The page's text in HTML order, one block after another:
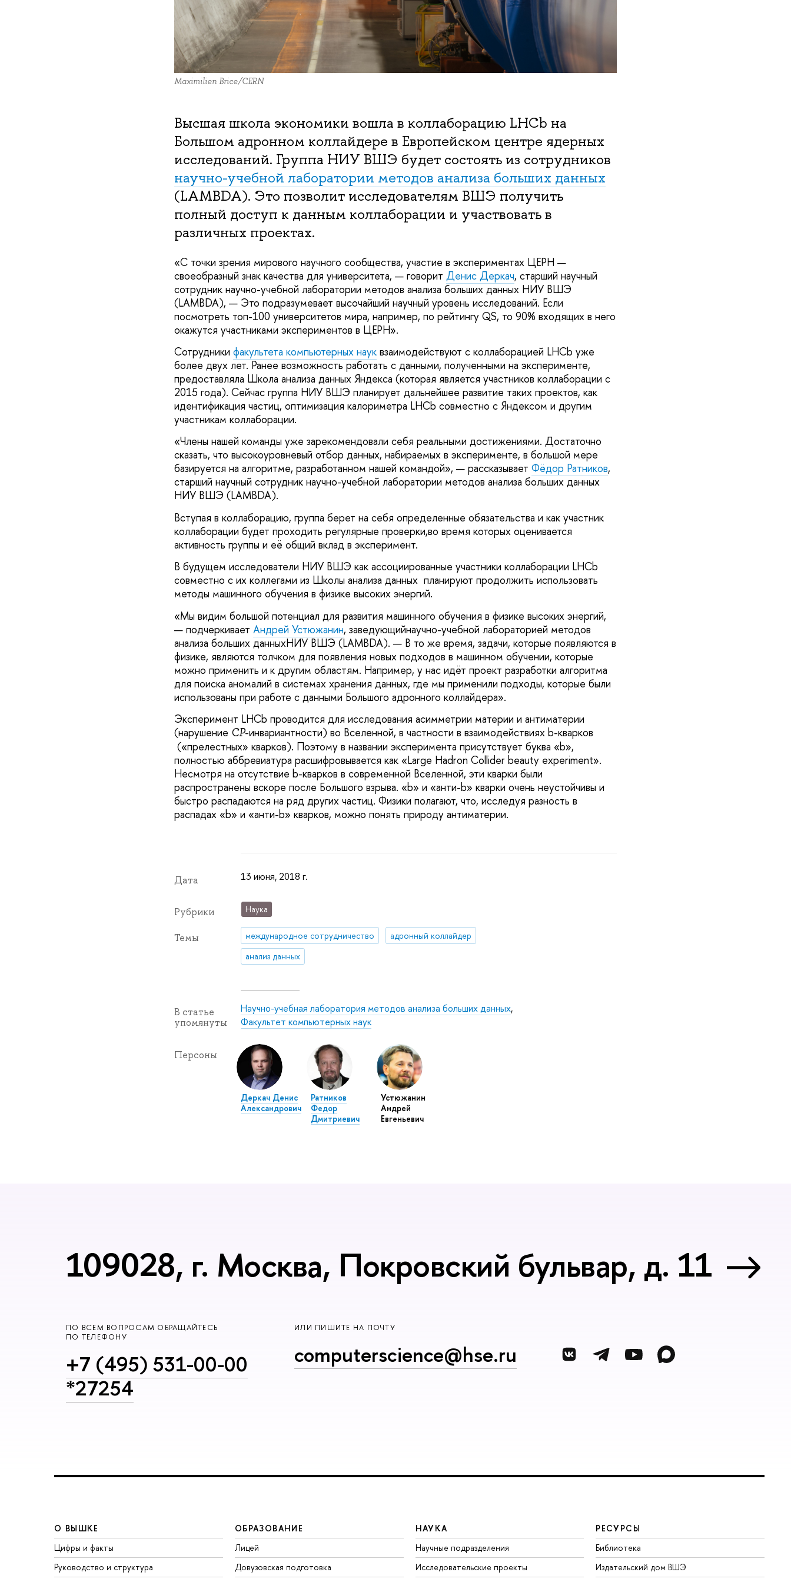
Maximilien Brice/CERN
Высшая школа экономики вошла в коллаборацию LHCb на
Большом адронном коллайдере в Европейском центре ядерных
исследований. Группа НИУ ВШЭ будет состоять из сотрудников
научно-учебной лаборатории методов анализа больших данных
(LAMBDA). Это позволит исследователям ВШЭ получить
полный доступ к данным коллаборации и участвовать в
различных проектах.
«С точки зрения мирового научного сообщества, участие в экспериментах ЦЕРН —
своеобразный знак качества для университета, — говорит Денис Деркач, старший научный
сотрудник научно-учебной лаборатории методов анализа больших данных НИУ ВШЭ
(LAMBDA), — Это подразумевает высочайший научный уровень исследований. Если
посмотреть топ-100 университетов мира, например, по рейтингу QS, то 90% входящих в него
окажутся участниками экспериментов в ЦЕРН».
Сотрудники факультета компьютерных науквзаимодействуют с коллаборацией LHCb уже
более двух лет. Ранее возможность работать с данными, полученными на эксперименте,
предоставляла Школа анализа данных Яндекса (которая является участников коллаборации с
2015 года). Сейчас группа НИУ ВШЭ планирует дальнейшее развитие таких проектов, как
идентификация частиц, оптимизация калориметра LHCb совместно с Яндексом и другим
участникам коллаборации.
«Члены нашей команды уже зарекомендовали себя реальными достижениями. Достаточно
сказать, что высокоуровневый отбор данных, набираемых в эксперименте, в большой мере
базируется на алгоритме, разработанном нашей командой», — рассказывает Фёдор Ратников,
старший научный сотрудник научно-учебной лаборатории методов анализа больших данных
НИУ ВШЭ (LAMBDA).
Вступая в коллаборацию, группа берет на себя определенные обязательства и как участник
коллаборации будет проходить регулярные проверки,во время которых оценивается
активность группы и её общий вклад в эксперимент.
В будущем исследователи НИУ ВШЭ как ассоциированные участники коллаборации LHCb
совместно с их коллегами из Школы анализа данных планируют продолжить использовать
методы машинного обучения в физике высоких энергий.
«Мы видим большой потенциал для развития машинного обучения в физике высоких энергий,
— подчеркивает Андрей Устюжанин, заведующийнаучно-учебной лабораторией методов
анализа больших данныхНИУ ВШЭ (LAMBDA). — В то же время, задачи, которые появляются в
физике, являются толчком для появления новых подходов в машинном обучении, которые
можно применить и к другим областям. Например, у нас идёт проект разработки алгоритма
для поиска аномалий в системах хранения данных, где мы применили подходы, которые были
использованы при работе с данными Большого адронного коллайдера».
Эксперимент LHCb проводится для исследования асимметрии материи и антиматерии
(нарушение CP-инвариантности) во Вселенной, в частности в взаимодействиях b-кварков
(«прелестных» кварков). Поэтому в названии эксперимента присутствует буква «b»,
полностью аббревиатура расшифровывается как «Large Hadron Collider beauty experiment».
Несмотря на отсутствие b-кварков в современной Вселенной, эти кварки были
распространены вскоре после Большого взрыва. «b» и «анти-b» кварки очень неустойчивы и
быстро распадаются на ряд других частиц. Физики полагают, что, исследуя разность в
распадах «b» и «анти-b» кварков, можно понять природу антиматерии.
Дата 13 июня, 2018 г.
Рубрики Наука
Темы международное сотрудничество
адронный коллайдер
анализ данных
В статье
упомянуты
Научно-учебная лаборатория методов анализа больших данных,
Факультет компьютерных наук
Персоны
Деркач Денис
Александрович
Ратников
Федор
Дмитриевич
Устюжанин
Андрей
Евгеньевич
109028, г. Москва, Покровский бульвар, д. 11
ПО ВСЕМ ВОПРОСАМ ОБРАЩАЙТЕСЬ
ПО ТЕЛЕФОНУ
+7 (495) 531-00-00
*27254
ИЛИ ПИШИТЕ НА ПОЧТУ
computerscience@hse.ru
О ВЫШКЕ
Цифры и факты
Руководство и структура
ОБРАЗОВАНИЕ
Лицей
Довузовская подготовка
НАУКА
Научные подразделения
Исследовательские проекты
РЕСУРСЫ
Библиотека
Издательский дом ВШЭ